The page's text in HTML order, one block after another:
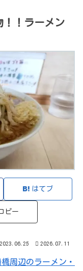
！！ラーメン
はてブ
ピー
2023.06.25 2026.07.11
周辺のラーメン・